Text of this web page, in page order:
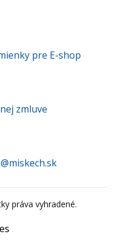
pre E-shop
zmluve
práva vyhradené.